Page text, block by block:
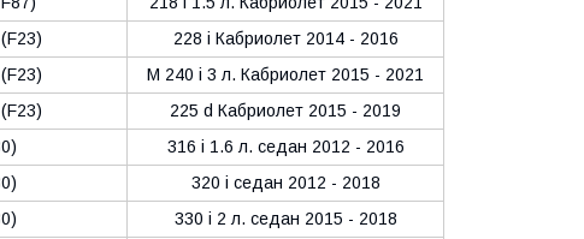
228 i Кабриолет 2014 - 2016
M 240 i 3 л. Кабриолет 2015 - 2021
225 d Кабриолет 2015 - 2019
316 i 1.6 л. седан 2012 - 2016
320 i седан 2012 - 2018
330 i 2 л. седан 2015 - 2018